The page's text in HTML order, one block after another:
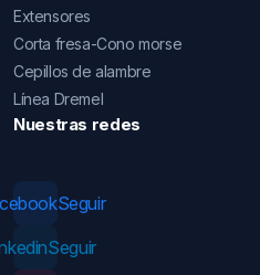
Extensores
Corta fresa-Cono morse
Cepillos de alambre
Línea Dremel
Nuestras redes
Seguir
Seguir